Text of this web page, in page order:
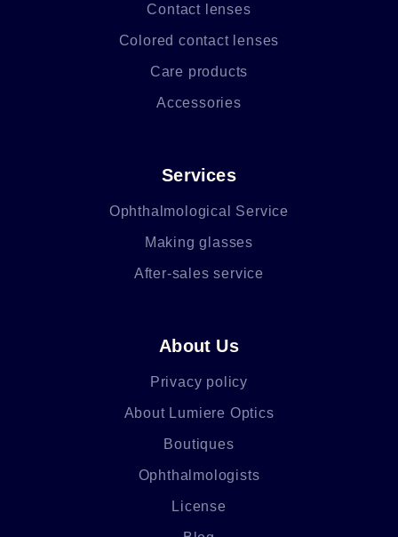
Contact lenses
Colored contact lenses
Care products
Accessories
Services
Ophthalmological Service
Making glasses
After-sales service
About Us
Privacy policy
About Lumiere Optics
Boutiques
Ophthalmologists
License